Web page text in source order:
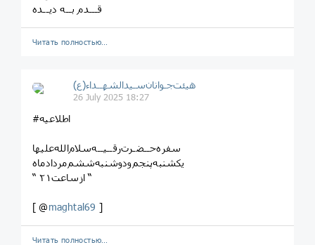
قـــدم بــه دیــده
Читать полностью…
هیئت‌جـوانان‌سـیدالشهــداء(ع)
26 July 2025 18:27
#اطلاعیه
سفره‌حــضـرت‌رقــیــه‌سلام‌الله‌علیها
یکشنبه‌پنجم‌ودوشنبه‌ششم‌مردادماه
“ ازساعت۲۱ “
[ @maghtal69 ]
Читать полностью…